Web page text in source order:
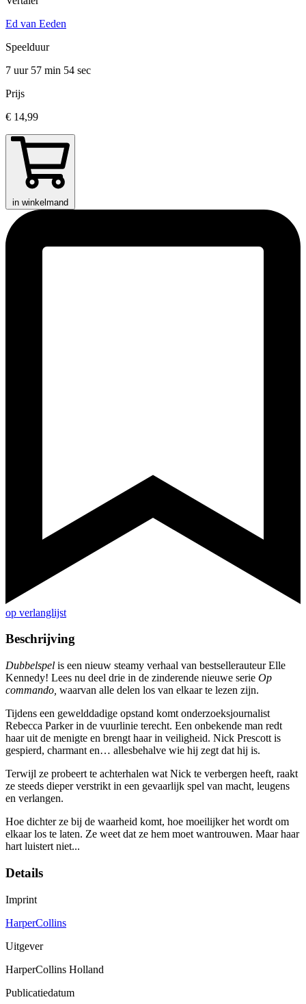
Ed van Eeden
Speelduur
7 uur 57 min 54 sec
Prijs
€ 14,99
in winkelmand
op verlanglijst
Beschrijving
Dubbelspel is een nieuw steamy verhaal van bestsellerauteur Elle
Kennedy! Lees nu deel drie in de zinderende nieuwe serie Op
commando, waarvan alle delen los van elkaar te lezen zijn.
Tijdens een gewelddadige opstand komt onderzoeksjournalist
Rebecca Parker in de vuurlinie terecht. Een onbekende man redt
haar uit de menigte en brengt haar in veiligheid. Nick Prescott is
gespierd, charmant en… allesbehalve wie hij zegt dat hij is.
Terwijl ze probeert te achterhalen wat Nick te verbergen heeft, raakt
ze steeds dieper verstrikt in een gevaarlijk spel van macht, leugens
en verlangen.
Hoe dichter ze bij de waarheid komt, hoe moeilijker het wordt om
elkaar los te laten. Ze weet dat ze hem moet wantrouwen. Maar haar
hart luistert niet...
Details
Imprint
HarperCollins
Uitgever
HarperCollins Holland
Publicatiedatum